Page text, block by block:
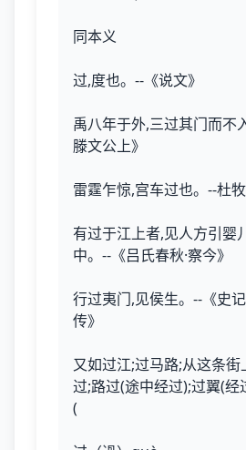
同本义
过,度也。--《说文》
禹八年于外,三过其门而不
滕文公上》
雷霆乍惊,宫车过也。--杜
有过于江上者,见人方引婴
中。--《吕氏春秋·察今》
行过夷门,见侯生。--《史
传》
又如过江;过马路;从这条
过;路过(途中经过);过翼(经
(